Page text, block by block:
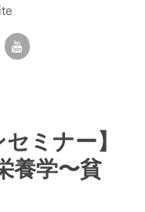
ミナー】
養学〜貧